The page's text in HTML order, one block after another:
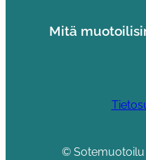
Mitä
© Sotemuotoilu